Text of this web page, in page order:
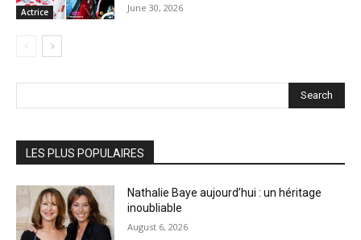
Actrice June 30, 2026
Search
LES PLUS POPULAIRES
Nathalie Baye aujourd’hui : un héritage
inoubliable
August 6, 2026